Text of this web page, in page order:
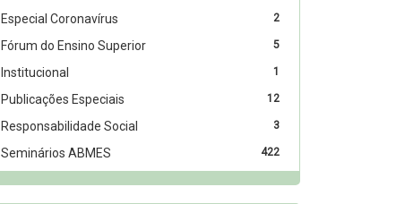
2
Especial Coronavírus
5
Fórum do Ensino Superior
1
Institucional
12
Publicações Especiais
3
Responsabilidade Social
422
Seminários ABMES